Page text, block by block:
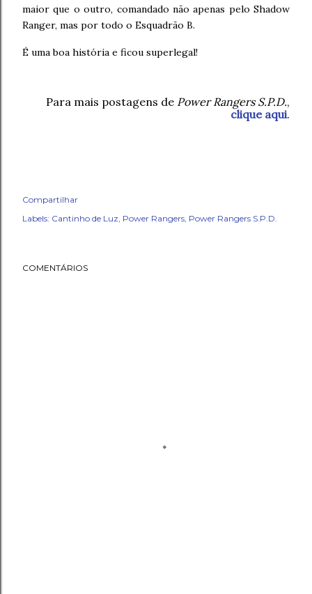
maior que o outro, comandado não apenas pelo Shadow
Ranger, mas por todo o Esquadrão B.
É uma boa história e ficou superlegal!
Para mais postagens de Power Rangers S.P.D.,
clique aqui.
Compartilhar
Labels: Cantinho de Luz Power Rangers Power Rangers S.P.D.
COMENTÁRIOS